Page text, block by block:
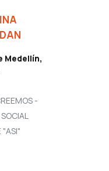
Medellín,
-
"ASI"